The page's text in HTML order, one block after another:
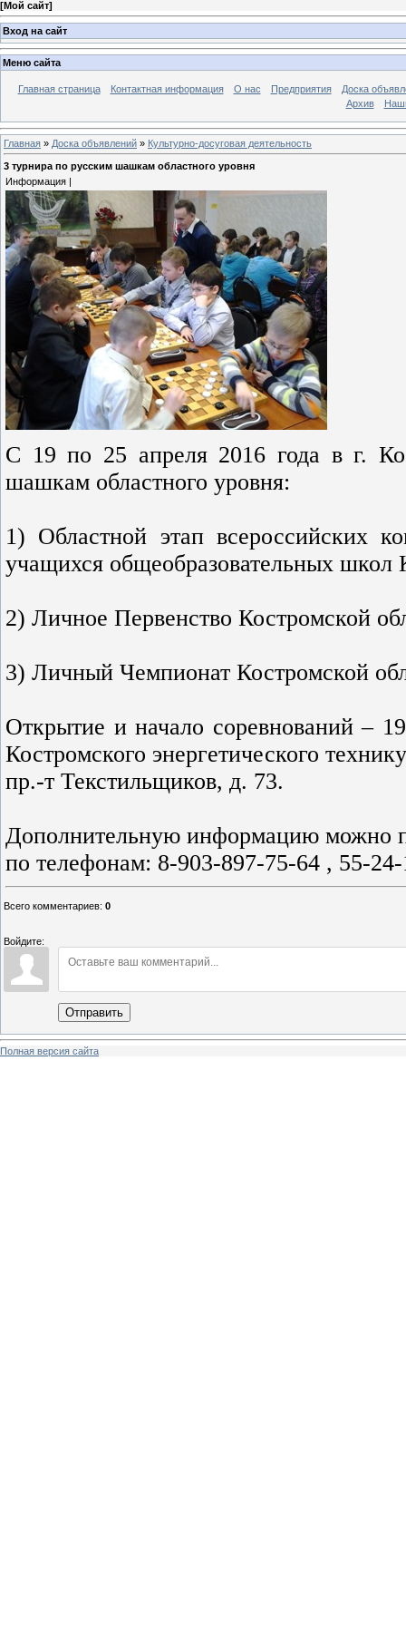
[Мой сайт]
Вход на сайт
Меню сайта
Главная страница Контактная информация О нас Предприятия
Доска
Архив
Главная » Доска объявлений » Культурно-досуговая деятельность
3 турнира по русским шашкам областного уровня
Информация |
С 19 по 25 апреля 2016 года в г.
шашкам областного уровня:
1) Областной этап всероссийских
учащихся общеобразовательных школ
2) Личное Первенство Костромской
3) Личный Чемпионат Костромской
Открытие и начало соревнований –
Костромского энергетического
пр.-т Текстильщиков, д. 73.
Дополнительную информацию можно
по телефонам: 8-903-897-75-64 , 55-
Всего комментариев: 0
Войдите:
Отправить
Полная версия сайта